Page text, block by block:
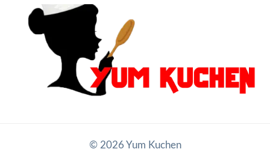
© 2026 Yum Kuchen